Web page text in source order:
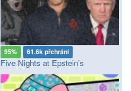
95% 61.6k přehrání
Five Nights at Epstein’s